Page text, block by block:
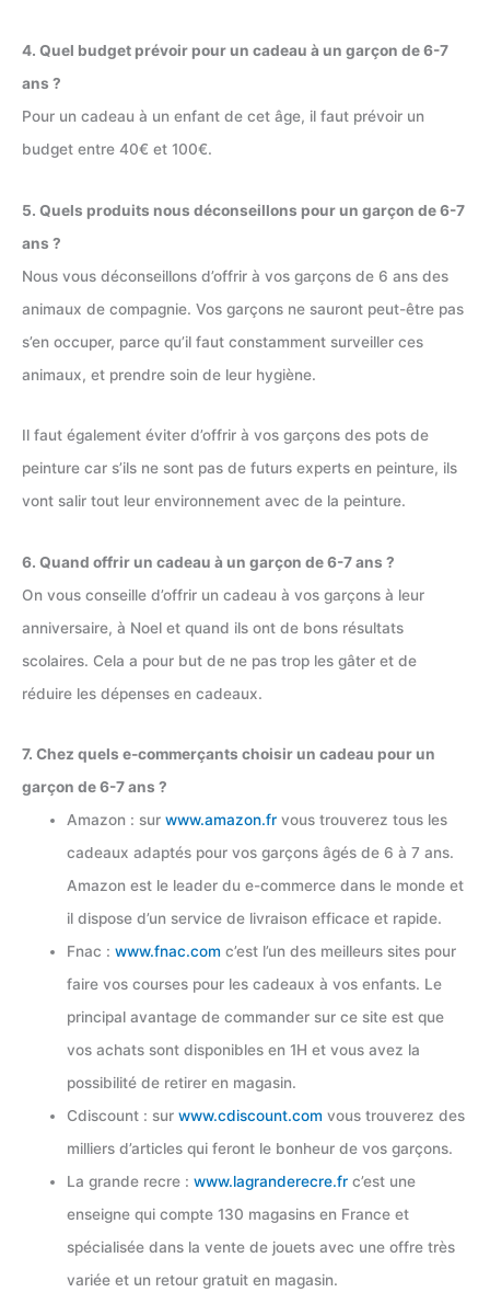
4. Quel budget prévoir pour un cadeau à un garçon de 6-7
ans ?
Pour un cadeau à un enfant de cet âge, il faut prévoir un
budget entre 40€ et 100€.
5. Quels produits nous déconseillons pour un garçon de 6-7
ans ?
Nous vous déconseillons d’offrir à vos garçons de 6 ans des
animaux de compagnie. Vos garçons ne sauront peut-être pas
s’en occuper, parce qu’il faut constamment surveiller ces
animaux, et prendre soin de leur hygiène.
Il faut également éviter d’offrir à vos garçons des pots de
peinture car s’ils ne sont pas de futurs experts en peinture, ils
vont salir tout leur environnement avec de la peinture.
6. Quand offrir un cadeau à un garçon de 6-7 ans ?
On vous conseille d’offrir un cadeau à vos garçons à leur
anniversaire, à Noel et quand ils ont de bons résultats
scolaires. Cela a pour but de ne pas trop les gâter et de
réduire les dépenses en cadeaux.
7. Chez quels e-commerçants choisir un cadeau pour un
garçon de 6-7 ans ?
Amazon : surwww.amazon.fr vous trouverez tous les
cadeaux adaptés pour vos garçons âgés de 6 à 7 ans.
Amazon est le leader du e-commerce dans le monde et
il dispose d’un service de livraison efficace et rapide.
Fnac :www.fnac.com c’est l’un des meilleurs sites pour
faire vos courses pour les cadeaux à vos enfants. Le
principal avantage de commander sur ce site est que
vos achats sont disponibles en 1H et vous avez la
possibilité de retirer en magasin.
Cdiscount : surwww.cdiscount.com vous trouverez des
milliers d’articles qui feront le bonheur de vos garçons.
La grande recre :www.lagranderecre.fr c’est une
enseigne qui compte 130 magasins en France et
spécialisée dans la vente de jouets avec une offre très
variée et un retour gratuit en magasin.